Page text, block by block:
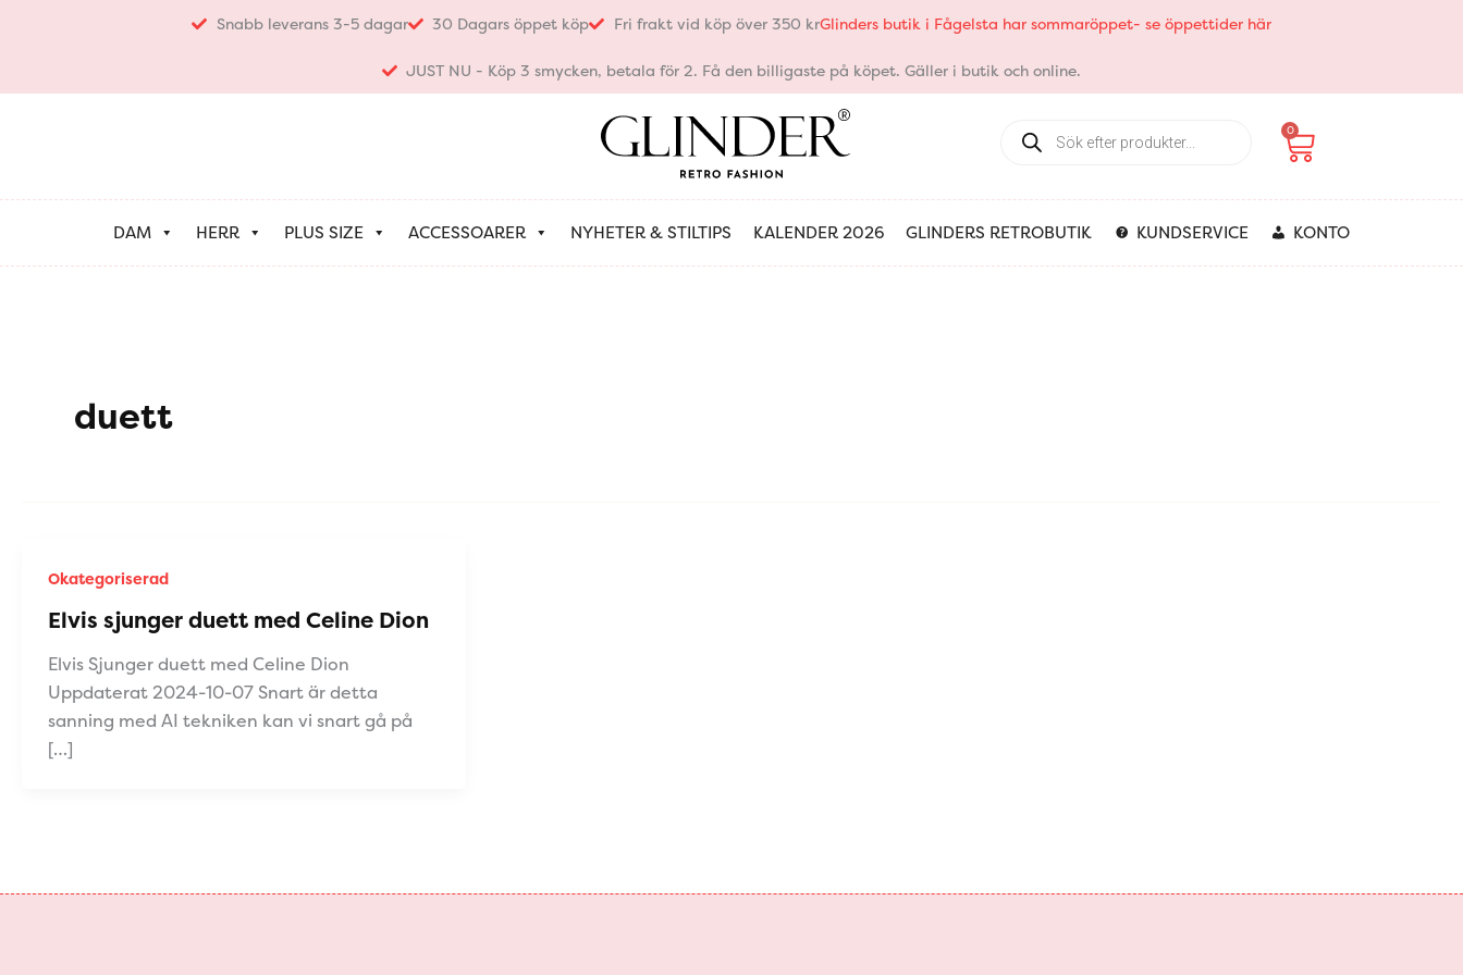
Snabb leverans 3-5 dagar 30 Dagars öppet köp Fri frakt vid köp över 350 krGlinders butik i Fågelsta har sommaröppet- se öppettider här
JUST NU - Köp 3 smycken, betala för 2. Få den billigaste på köpet. Gäller i butik och online.
search
0
Varukorg
DAM HERR PLUS SIZE ACCESSOARER NYHETER & STILTIPS KALENDER 2026 GLINDERS RETROBUTIK KUNDSERVICE KONTO
duett
Okategoriserad
Elvis sjunger duett med Celine Dion
Elvis Sjunger duett med Celine Dion
Uppdaterat 2024-10-07 Snart är detta
sanning med AI tekniken kan vi snart gå på
[…]